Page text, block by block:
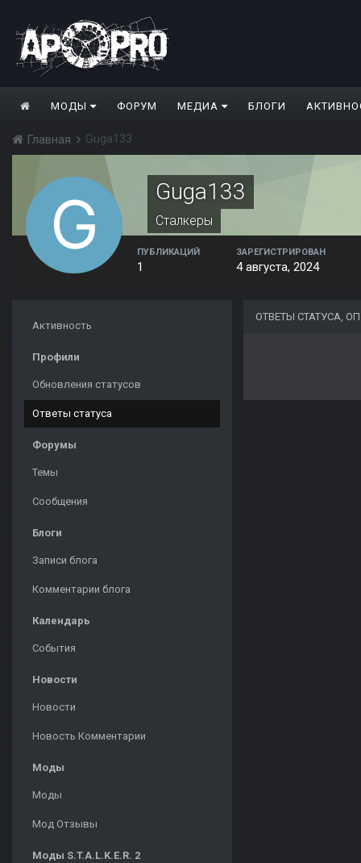
МОДЫ ФОРУМ МЕДИА БЛОГИ
Главная Guga133
Guga133
Сталкеры
ПУБЛИКАЦИЙ
1
ЗАРЕГИСТРИРОВАН
4 августа, 2024
Активность
Профили
Обновления статусов
Ответы статуса
Форумы
Темы
Сообщения
Блоги
Записи блога
Комментарии блога
Календарь
События
Новости
Новости
Новость Комментарии
Моды
Моды
Мод Отзывы
Моды S.T.A.L.K.E.R. 2
ОТВЕТЫ СТАТУСА,